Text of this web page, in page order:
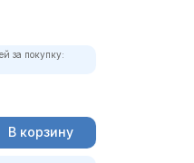
за покупку:
В корзину